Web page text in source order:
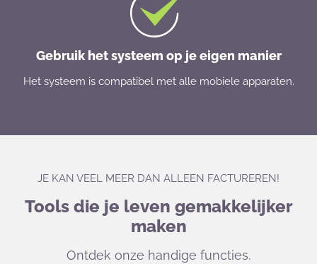
Gebruik het systeem op je eigen manier
Het systeem is compatibel met alle mobiele apparaten.
JE KAN VEEL MEER DAN ALLEEN FACTUREREN!
Tools die je leven gemakkelijker
maken
Ontdek onze handige functies.